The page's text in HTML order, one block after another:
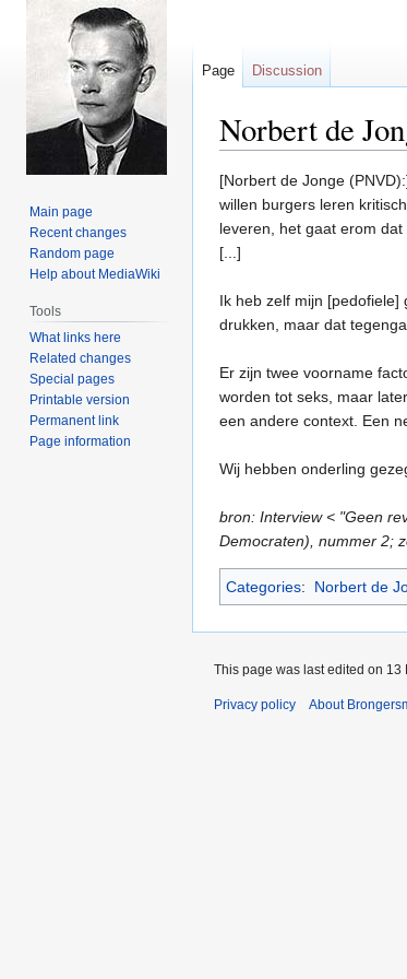
Norbert de
Jump
to
navigation
Jump
to
search
[Norbert de Jonge
willen burgers leren
leveren, het gaat erom
[...]
Ik heb zelf mijn
drukken, maar dat
Er zijn twee voorname
worden tot seks, maar
een andere context. Een
Wij hebben onderling
bron: Interview < "Geen
Democraten), nummer 2;
Categories: Norbert de
Page Discussion
Main page
Recent changes
Random page
Help about MediaWiki
Tools
What links here
Related changes
Special pages
Printable version
Permanent link
Page information
This page was last edited on 13
Privacy policy About